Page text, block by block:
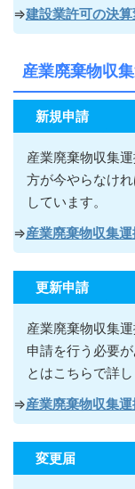
⇒建設業許可の決
産業廃棄物収
新規申請
産業廃棄物収集
方が今やらなけ
しています。
⇒産業廃棄物収集
更新申請
産業廃棄物収集
申請を行う必要
とはこちらで詳
⇒産業廃棄物収集
変更届